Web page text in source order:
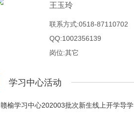
王玉玲
联系方式:0518-87110702
QQ:1002356139
岗位:其它
学习中心活动
赣榆学习中心202003批次新生线上开学导学